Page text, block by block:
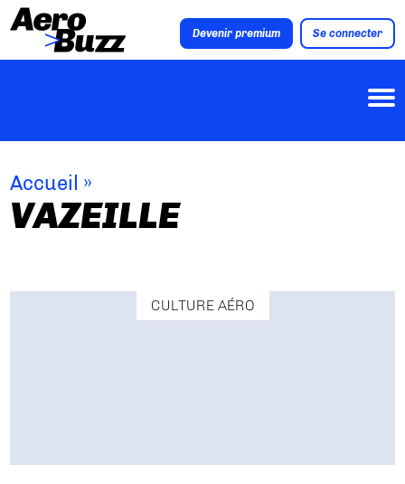
Devenir premium Se connecter
Accueil »
VAZEILLE
CULTURE AÉRO